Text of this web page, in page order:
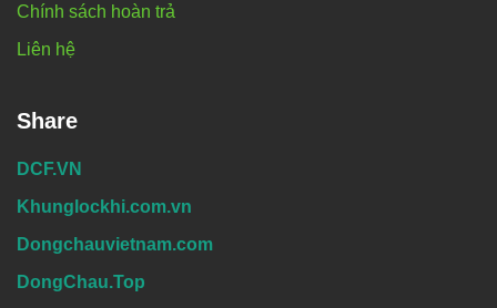
Chính sách hoàn trả
Liên hệ
Share
DCF.VN
Khunglockhi.com.vn
Dongchauvietnam.com
DongChau.Top